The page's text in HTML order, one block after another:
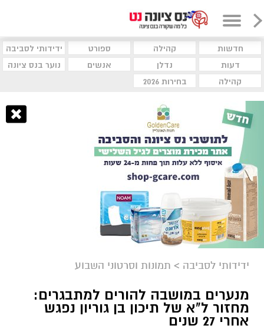
חדשות קהילה ספורט
ידידותי לסביבה
דעות
נדלן אנשים
נוער בנס ציונה
קהילה
בחירות 2026
ידידותי לסביבה > תמונות וסרטוני השבוע
מנערים במושבה להורים למתבגרים:
מחזור ל"א של תיכון בן גוריון נפגש
אחרי 27 שנים